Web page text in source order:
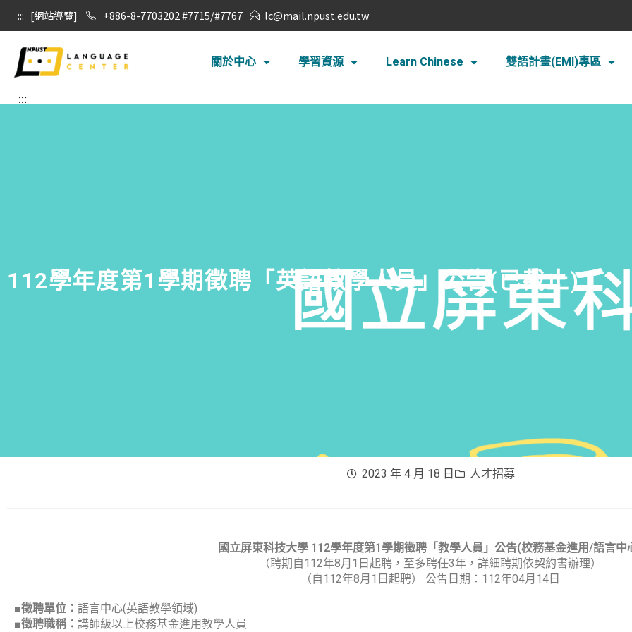
::: [網站導覽] +886-8-7703202 #7715/#7767 lc@mail.npust.edu.tw
關於中心 學習資源 Learn Chinese 雙語計畫(EMI)專區
:::
112學年度第1學期徵聘「英語教學人員」公告(已截止)
2023 年 4 月 18 日 人才招募
國立屏東科技大學 112學年度第1學期徵聘「教學人員」公告(校務基金進用/語言中
（聘期自112年8月1日起聘，至多聘任3年，詳細聘期依契約書辦理）
（自112年8月1日起聘） 公告日期：112年04月14日
■徵聘單位： 語言中心(英語教學領域)
■徵聘職稱： 講師級以上校務基金進用教學人員